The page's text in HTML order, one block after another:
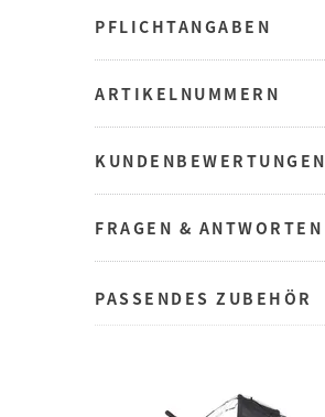
PFLICHTANGABEN
ARTIKELNUMMERN
KUNDENBEWERTUNGEN
FRAGEN & ANTWORTEN
PASSENDES ZUBEHÖR